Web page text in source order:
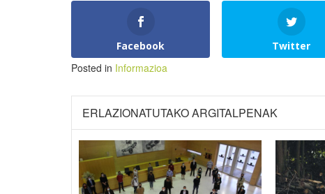
Facebook Twitter
Posted in Informazioa
ERLAZIONATUTAKO ARGITALPENAK